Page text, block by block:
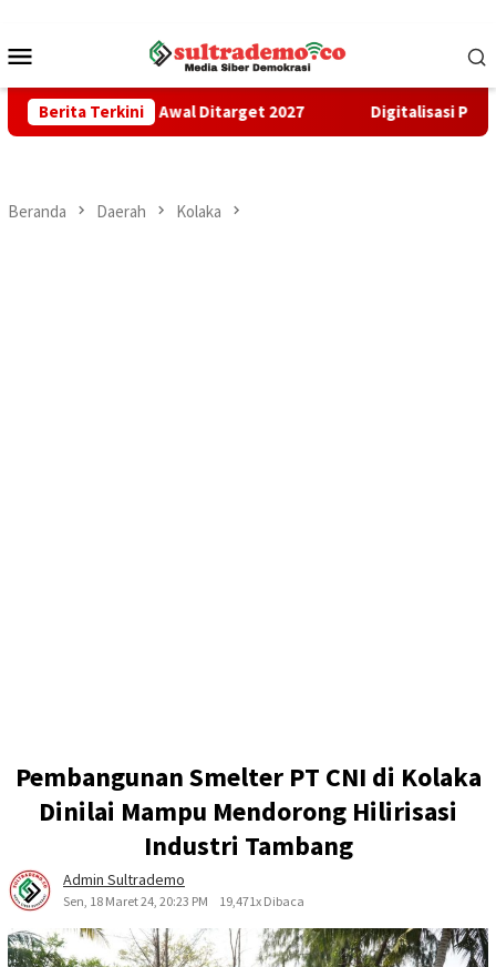
konten
Mobile
Berita Terkini
Tahap Awal Ditarget 2027 Digitalisasi Penerimaan
Beranda Daerah Kolaka
Pembangunan Smelter PT CNI di Kolaka
Dinilai Mampu Mendorong Hilirisasi
Industri Tambang
Admin Sultrademo
Sen, 18 Maret 24, 20:23 PM 19,471x Dibaca